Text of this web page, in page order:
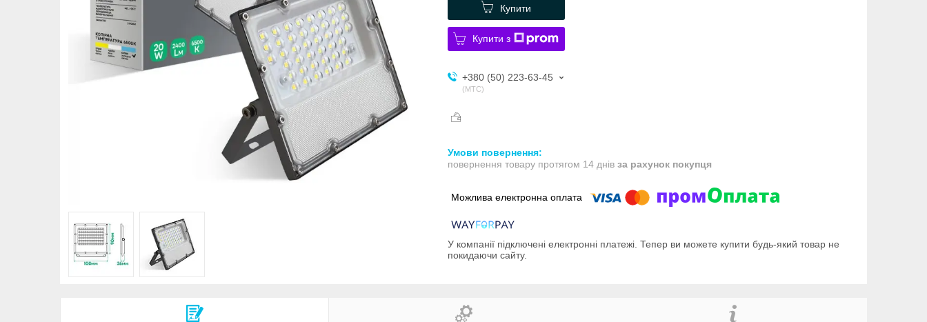
Купити
Купити з
+380 (50) 223-63-45
МТС
повернення товару протягом 14 днів за рахунок покупця
У компанії підключені електронні платежі. Тепер ви можете купити будь-який товар не
покидаючи сайту.